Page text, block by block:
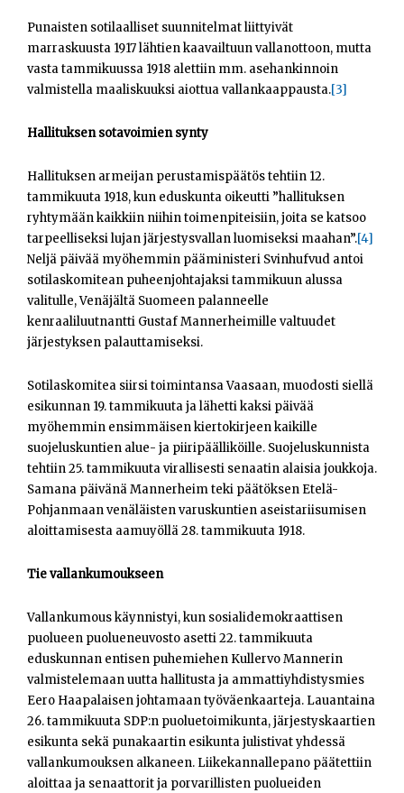
Punaisten sotilaalliset suunnitelmat liittyivät
marraskuusta 1917 lähtien kaavailtuun vallanottoon, mutta
vasta tammikuussa 1918 alettiin mm. asehankinnoin
valmistella maaliskuuksi aiottua vallankaappausta.[3]
Hallituksen sotavoimien synty
Hallituksen armeijan perustamispäätös tehtiin 12.
tammikuuta 1918, kun eduskunta oikeutti ”hallituksen
ryhtymään kaikkiin niihin toimenpiteisiin, joita se katsoo
tarpeelliseksi lujan järjestysvallan luomiseksi maahan”.[4]
Neljä päivää myöhemmin pääministeri Svinhufvud antoi
sotilaskomitean puheenjohtajaksi tammikuun alussa
valitulle, Venäjältä Suomeen palanneelle
kenraaliluutnantti Gustaf Mannerheimille valtuudet
järjestyksen palauttamiseksi.
Sotilaskomitea siirsi toimintansa Vaasaan, muodosti siellä
esikunnan 19. tammikuuta ja lähetti kaksi päivää
myöhemmin ensimmäisen kiertokirjeen kaikille
suojeluskuntien alue- ja piiripäälliköille. Suojeluskunnista
tehtiin 25. tammikuuta virallisesti senaatin alaisia joukkoja.
Samana päivänä Mannerheim teki päätöksen Etelä-
Pohjanmaan venäläisten varuskuntien aseistariisumisen
aloittamisesta aamuyöllä 28. tammikuuta 1918.
Tie vallankumoukseen
Vallankumous käynnistyi, kun sosialidemokraattisen
puolueen puolueneuvosto asetti 22. tammikuuta
eduskunnan entisen puhemiehen Kullervo Mannerin
valmistelemaan uutta hallitusta ja ammattiyhdistysmies
Eero Haapalaisen johtamaan työväenkaarteja. Lauantaina
26. tammikuuta SDP:n puoluetoimikunta, järjestyskaartien
esikunta sekä punakaartin esikunta julistivat yhdessä
vallankumouksen alkaneen. Liikekannallepano päätettiin
aloittaa ja senaattorit ja porvarillisten puolueiden